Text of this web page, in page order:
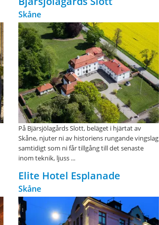
Skåne
På Bjärsjölagårds Slott, beläget i hjärtat av
Skåne, njuter ni av historiens rungande vingslag
samtidigt som ni får tillgång till det senaste
inom teknik, ljuss ...
Elite Hotel Esplanade
Skåne